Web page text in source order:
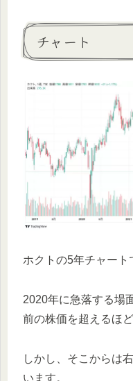
チャート
ホクトの5年チャート
2020年に急落する場
前の株価を超えるほ
しかし、そこからは
います。